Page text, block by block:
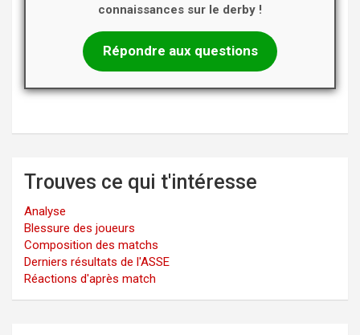
connaissances sur le derby !
Répondre aux questions
Trouves ce qui t'intéresse
Analyse
Blessure des joueurs
Composition des matchs
Derniers résultats de l'ASSE
Réactions d'après match